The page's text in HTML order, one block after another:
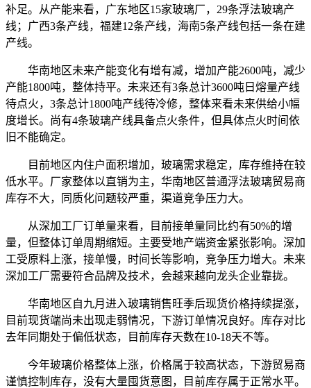
补足。从产能来看，广东地区15家玻璃厂，29条浮法玻璃产
线；广西3条产线，福建12条产线，海南5条产线包括一条在建
产线。
华南地区未来产能变化有增有减，增加产能2600吨，减少
产能1800吨，整体持平。未来还有3条总计3600吨日熔量产线
待点火，3条总计1800吨产线待冷修，整体来看未来供给小幅
度增长。尚有4条玻璃产线具备点火条件，但具体点火时间依
旧不能确定。
目前地区内住户面积增加，玻璃需求稳定，库存维持在较
低水平。厂家整体以直销为主，华南地区普通浮法玻璃贸易商
库存不大，同质化问题较严重，渠道竞争压力大。
从深加工厂订单量来看，目前接单量同比约有50%的增
量，但整体订单周期缩短。主要受地产端资金紧张影响。深加
工受原料上涨，接单慢，时间长等影响，竞争压力增大。未来
深加工厂需要符合品牌及技术，会越来越向龙头企业靠拢。
华南地区自九月进入玻璃销售旺季后现货价格持续提涨，
目前现货端尚未出现走弱情况，下游订单情况良好。库存对比
去年同期处于偏低状态，目前库存天数在10-18天不等。
今年玻璃价格整体上涨，价格属于较高状态，下游贸易商
谨慎控制库存，没有大量囤货意图，目前库存属于正常水平。